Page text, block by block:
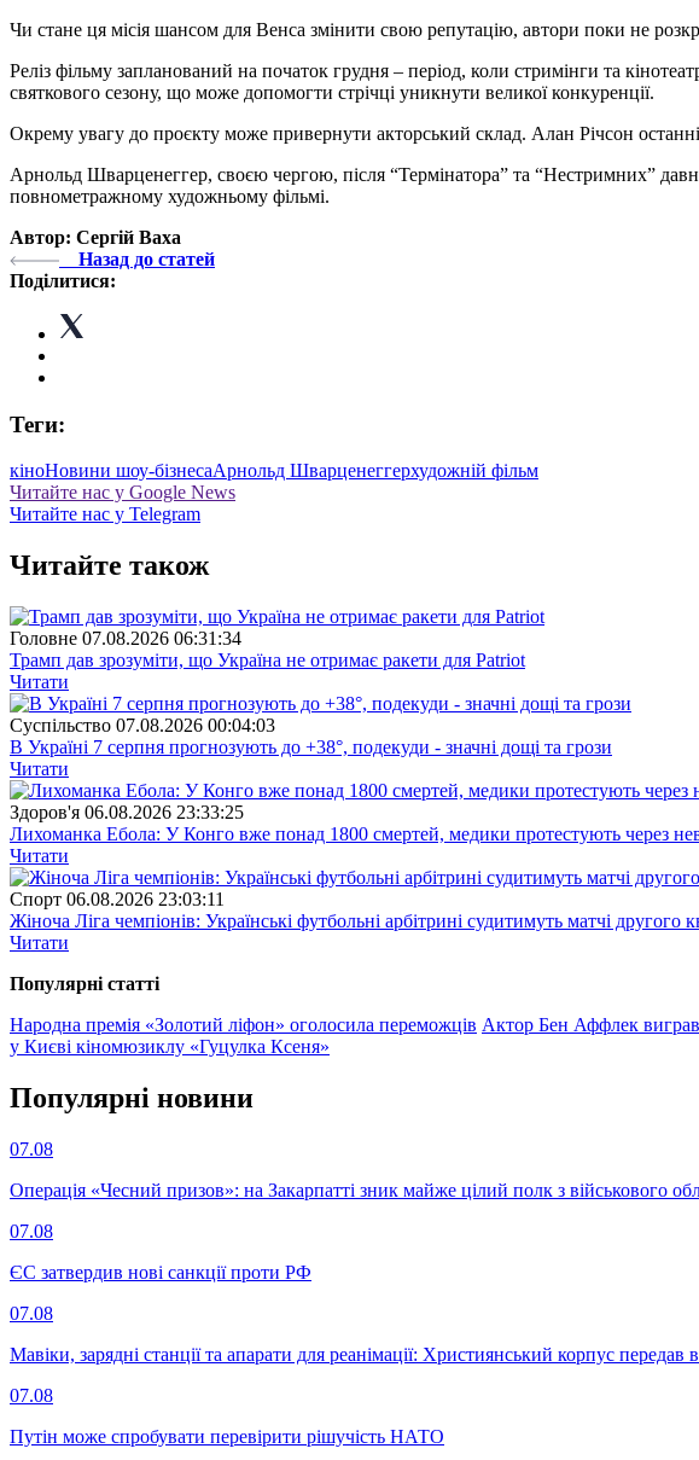
Чи стане ця місія шансом для Венса змінити свою репутацію, автори поки не
Реліз фільму запланований на початок грудня – період, коли стримінги та
святкового сезону, що може допомогти стрічці уникнути великої конкуренції.
Окрему увагу до проєкту може привернути акторський склад. Алан Річсон
Арнольд Шварценеггер, своєю чергою, після “Термінатора” та “Нестримних”
повнометражному художньому фільмі.
Автор: Сергій Ваха
Назад до статей
Поділитися:
Теги:
кіноНовини шоу-бізнесаАрнольд Шварценеггерхудожній фільм
Читайте нас у Google News
Читайте нас у Telegram
Читайте також
Головне 07.08.2026 06:31:34
Трамп дав зрозуміти, що Україна не отримає ракети для Patriot
Читати
Суспiльство 07.08.2026 00:04:03
В Україні 7 серпня прогнозують до +38°, подекуди - значні дощі та грози
Читати
Здоров'я 06.08.2026 23:33:25
Лихоманка Ебола: У Конго вже понад 1800 смертей, медики протестують через
Читати
Спорт 06.08.2026 23:03:11
Жіноча Ліга чемпіонів: Українські футбольні арбітрині судитимуть матчі другого
Читати
Популярнi статтi
Народна премія «Золотий ліфон» оголосила переможців Актор Бен Аффлек
у Києві кіномюзиклу «Гуцулка Ксеня»
Популярнi новини
07.08
Операція «Чесний призов»: на Закарпатті зник майже цілий полк з військового
07.08
ЄС затвердив нові санкції проти РФ
07.08
Мавіки, зарядні станції та апарати для реанімації: Християнський корпус
07.08
Путін може спробувати перевірити рішучість НАТО